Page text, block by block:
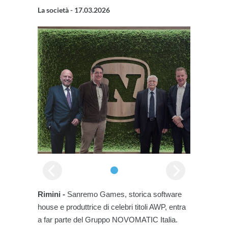
La società - 17.03.2026
Rimini - Sanremo Games, storica software
house e produttrice di celebri titoli AWP, entra
a far parte del Gruppo NOVOMATIC Italia.